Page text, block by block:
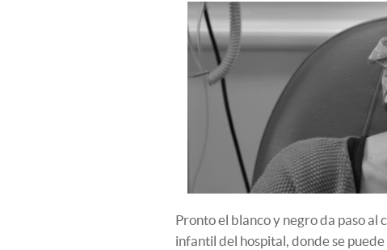
Pronto el blanco y negro da paso al
infantil del hospital, donde se